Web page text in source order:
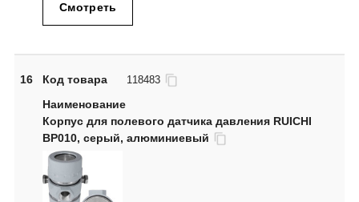
Смотреть
16 Код товара 118483
Корпус для полевого датчика давления RUICHI
BP010, серый, алюминиевый